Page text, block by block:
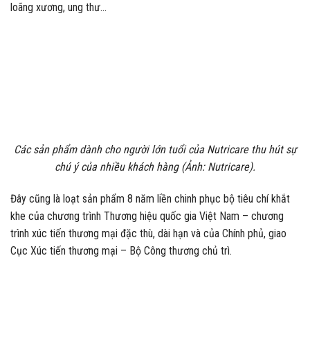
loãng xương, ung thư…
Các sản phẩm dành cho người lớn tuổi của Nutricare thu hút sự
chú ý của nhiều khách hàng (Ảnh: Nutricare).
Đây cũng là loạt sản phẩm 8 năm liền chinh phục bộ tiêu chí khắt
khe của chương trình Thương hiệu quốc gia Việt Nam – chương
trình xúc tiến thương mại đặc thù, dài hạn và của Chính phủ, giao
Cục Xúc tiến thương mại – Bộ Công thương chủ trì.